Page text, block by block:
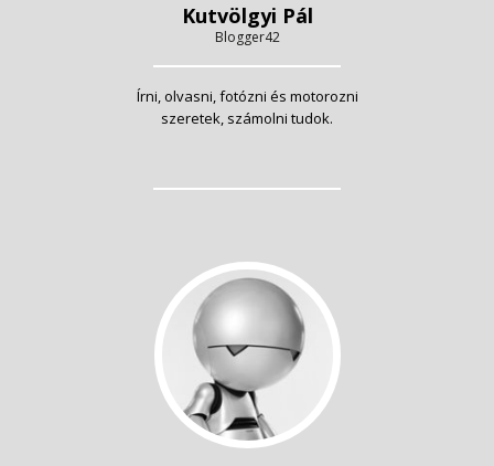
Kutvölgyi Pál
Blogger42
Írni, olvasni, fotózni és motorozni
szeretek, számolni tudok.